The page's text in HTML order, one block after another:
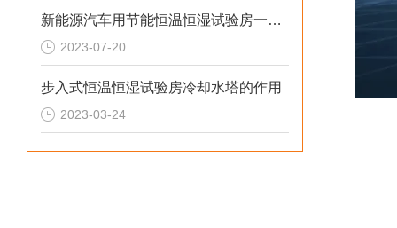
新能源汽车用节能恒温恒湿试验房一般选用多大比较合理？
2023-07-20
步入式恒温恒湿试验房冷却水塔的作用
2023-03-24